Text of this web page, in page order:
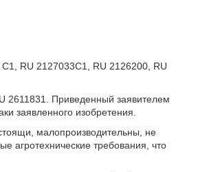
RU 2127033С1, RU 2126200, RU
2611831. Приведенный заявителем
заявленного изобретения.
малопроизводительны, не
агротехнические требования, что